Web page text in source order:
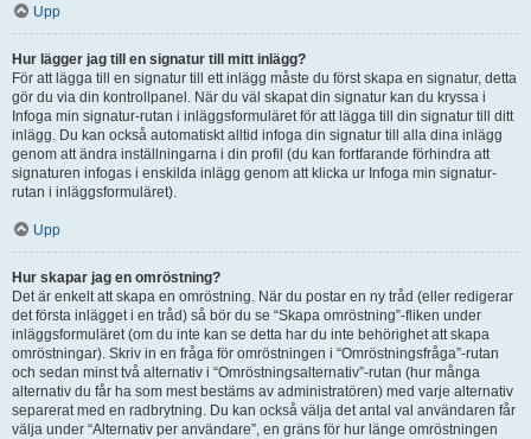
Upp
Hur lägger jag till en signatur till mitt inlägg?
För att lägga till en signatur till ett inlägg måste du först skapa en signatur, detta
gör du via din kontrollpanel. När du väl skapat din signatur kan du kryssa i
Infoga min signatur-rutan i inläggsformuläret för att lägga till din signatur till ditt
inlägg. Du kan också automatiskt alltid infoga din signatur till alla dina inlägg
genom att ändra inställningarna i din profil (du kan fortfarande förhindra att
signaturen infogas i enskilda inlägg genom att klicka ur Infoga min signatur-
rutan i inläggsformuläret).
Upp
Hur skapar jag en omröstning?
Det är enkelt att skapa en omröstning. När du postar en ny tråd (eller redigerar
det första inlägget i en tråd) så bör du se “Skapa omröstning”-fliken under
inläggsformuläret (om du inte kan se detta har du inte behörighet att skapa
omröstningar). Skriv in en fråga för omröstningen i “Omröstningsfråga”-rutan
och sedan minst två alternativ i “Omröstningsalternativ”-rutan (hur många
alternativ du får ha som mest bestäms av administratören) med varje alternativ
separerat med en radbrytning. Du kan också välja det antal val användaren får
välja under “Alternativ per användare”, en gräns för hur länge omröstningen